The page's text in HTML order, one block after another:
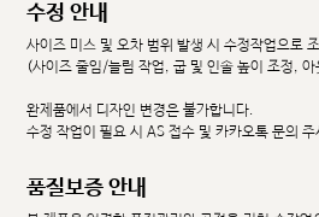
수정 안내
사이즈 미스 및 오차 범위 발생 시 수정작업으로
(사이즈 줄임/늘림 작업, 굽 및 인솔 높이 조정,
완제품에서 디자인 변경은 불가합니다.
수정 작업이 필요 시 AS 접수 및 카카오톡 문의
품질보증 안내